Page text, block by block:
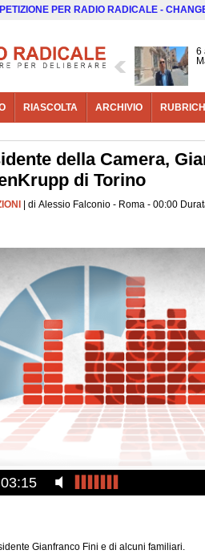
PETIZIONE PER RADIO RADICALE -
6
RIASCOLTA ARCHIVIO
della Camera,
di Torino
| di Alessio Falconio - Roma - 00:00
03:15
Gianfranco Fini e di alcuni familiari.